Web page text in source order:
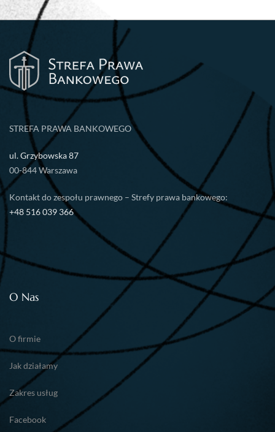
STREFA PRAWA BANKOWEGO
ul. Grzybowska 87
00-844 Warszawa
Kontakt do zespołu prawnego – Strefy prawa bankowego:
+48 516 039 366
O Nas
O firmie
Jak działamy
Zakres usług
Facebook